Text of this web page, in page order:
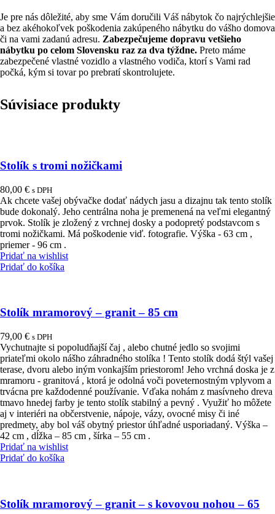
Je pre nás dôležité, aby sme Vám doručili Váš nábytok čo najrýchlejšie
a bez akéhokoľvek poškodenia zakúpeného nábytku do vášho domova
či na vami zadanú adresu. Zabezpečujeme dopravu vetšieho
nábytku po celom Slovensku raz za dva týždne. Preto máme
zabezpečené vlastné vozidlo a vlastného vodiča, ktorí s Vami rad
počká, kým si tovar po prebratí skontrolujete.
Súvisiace produkty
Stolík s tromi nožičkami
80,00 € s DPH
Ak chcete vašej obývačke dodať nádych jasu a dizajnu tak tento stolík
bude dokonalý. Jeho centrálna noha je premenená na veľmi elegantný
prvok. Stolík je zložený z vrchnej dosky a podopretý podstavcom s
tromi nožičkami. Má poškodenie viď. fotografie. Výška - 63 cm ,
priemer - 96 cm .
Pridať na wishlist
Pridať do košíka
Stolík mramorový – granit – 85 cm
79,00 € s DPH
Vychutnajte si popoludňajší čaj , alebo chutné jedlo so svojimi
priateľmi okolo nášho záhradného stolíka ! Tento stolík dodá štýl vašej
terase, dvoru alebo iným vonkajším priestorom! Jeho vrchná doska je z
mramoru - granitová , ktorá je odolná voči poveternostným vplyvom a
trvácna pre každodenné používanie. Vďaka nohám z masívneho dreva
tmavo hnedej farby je tento stolík stabilný a pevný . Využiť ho môžete
aj v interiéri na občerstvenie, nápoje, vázy, ovocné misy či iné
predmety, aby bol váš obytný priestor úhľadné usporiadaný. Výška –
42 cm , dĺžka – 85 cm , šírka – 55 cm .
Pridať na wishlist
Pridať do košíka
Stolík mramorový – granit – s kovovou nohou – 65